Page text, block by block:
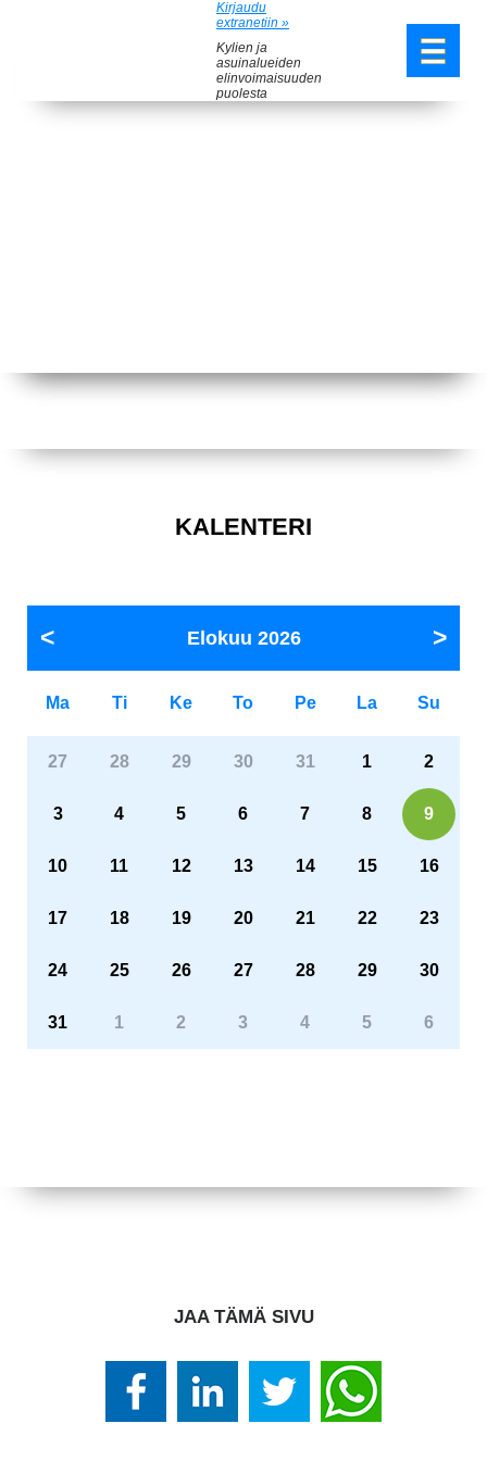
Kirjaudu
extranetiin »
Kylien ja
asuinalueiden
elinvoimaisuuden
puolesta
KALENTERI
Elokuu 2026
Ma Ti Ke To Pe La Su
27 28 29 30 31 1 2
3 4 5 6 7 8 9
10 11 12 13 14 15 16
17 18 19 20 21 22 23
24 25 26 27 28 29 30
31 1 2 3 4 5 6
JAA TÄMÄ SIVU